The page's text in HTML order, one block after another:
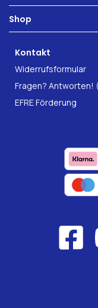
Darmgesundheit
Technologie
Karriere
Forschung
Shop
INTEST.pro
Nahrungsergänzung
Kontakt
Widerrufsformular
Fragen? Antworten!
EFRE Förderung